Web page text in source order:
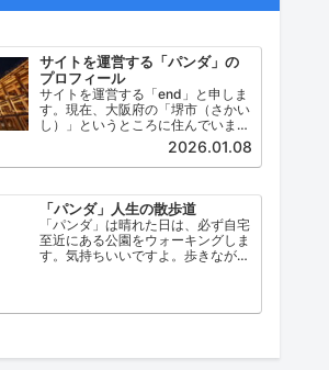
サイトを運営する「パンダ」の
プロフィール
サイトを運営する「end」と申しま
す。現在、大阪府の「堺市（さかい
し）」というところに住んでいま
す。堺市（さかいし）は、大阪府の
泉北地域にある政令指定都市で、府
内では大阪市に次いで人口が多い都
2026.01.08
「パンダ」人生の散歩道
「パンダ」は晴れた日は、必ず自宅
至近にある公園をウォーキングしま
す。気持ちいいですよ。歩きなが